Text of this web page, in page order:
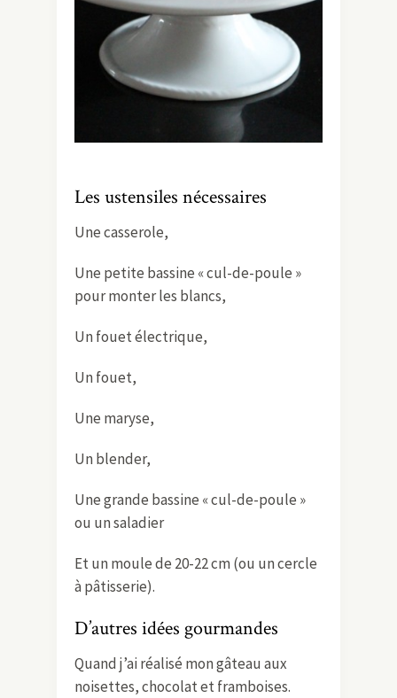
Les ustensiles nécessaires
Une casserole,
Une petite bassine « cul-de-poule »
pour monter les blancs,
Un fouet électrique,
Un fouet,
Une maryse,
Un blender,
Une grande bassine « cul-de-poule »
ou un saladier
Et un moule de 20-22 cm (ou un cercle
à pâtisserie).
D’autres idées gourmandes
Quand j’ai réalisé mon gâteau aux
noisettes, chocolat et framboises.